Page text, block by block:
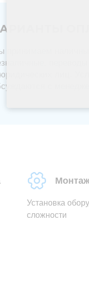
принимаем
переводы
лиц.
с
Установка
сложности